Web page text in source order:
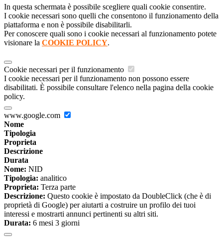
In questa schermata è possibile scegliere quali cookie consentire.
I cookie necessari sono quelli che consentono il funzionamento della
piattaforma e non è possibile disabilitarli.
Per conoscere quali sono i cookie necessari al funzionamento potete
visionare la COOKIE POLICY.
Cookie necessari per il funzionamento
I cookie necessari per il funzionamento non possono essere
disabilitati. È possibile consultare l'elenco nella pagina della cookie
policy.
www.google.com
Nome
Tipologia
Proprieta
Descrizione
Durata
Nome: NID
Tipologia: analitico
Proprieta: Terza parte
Descrizione: Questo cookie è impostato da DoubleClick (che è di
proprietà di Google) per aiutarti a costruire un profilo dei tuoi
interessi e mostrarti annunci pertinenti su altri siti.
Durata: 6 mesi 3 giorni